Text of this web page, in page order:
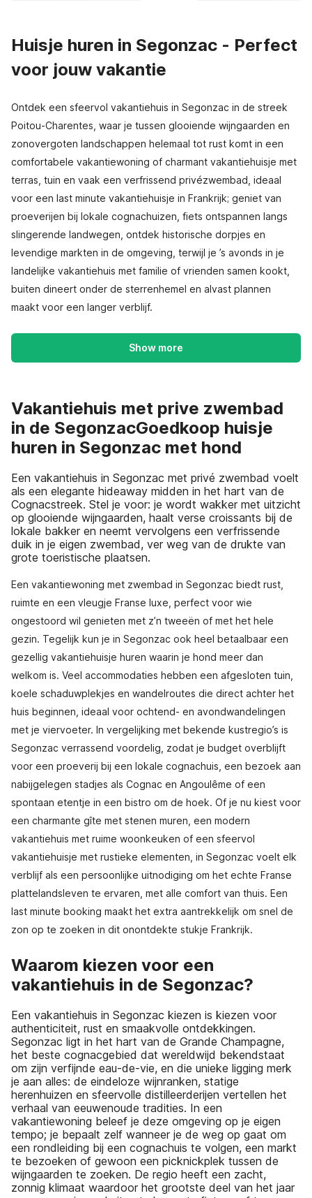
Huisje huren in Segonzac - Perfect
voor jouw vakantie
Ontdek een sfeervol vakantiehuis in Segonzac in de streek
Poitou-Charentes, waar je tussen glooiende wijngaarden en
zonovergoten landschappen helemaal tot rust komt in een
comfortabele vakantiewoning of charmant vakantiehuisje met
terras, tuin en vaak een verfrissend privézwembad, ideaal
voor een last minute vakantiehuisje in Frankrijk; geniet van
proeverijen bij lokale cognachuizen, fiets ontspannen langs
slingerende landwegen, ontdek historische dorpjes en
levendige markten in de omgeving, terwijl je ’s avonds in je
landelijke vakantiehuis met familie of vrienden samen kookt,
buiten dineert onder de sterrenhemel en alvast plannen
maakt voor een langer verblijf.
Show more
Vakantiehuis met prive zwembad
in de SegonzacGoedkoop huisje
huren in Segonzac met hond
Een vakantiehuis in Segonzac met privé zwembad voelt
als een elegante hideaway midden in het hart van de
Cognacstreek. Stel je voor: je wordt wakker met uitzicht
op glooiende wijngaarden, haalt verse croissants bij de
lokale bakker en neemt vervolgens een verfrissende
duik in je eigen zwembad, ver weg van de drukte van
grote toeristische plaatsen.
Een vakantiewoning met zwembad in Segonzac biedt rust,
ruimte en een vleugje Franse luxe, perfect voor wie
ongestoord wil genieten met z’n tweeën of met het hele
gezin. Tegelijk kun je in Segonzac ook heel betaalbaar een
gezellig vakantiehuisje huren waarin je hond meer dan
welkom is. Veel accommodaties hebben een afgesloten tuin,
koele schaduwplekjes en wandelroutes die direct achter het
huis beginnen, ideaal voor ochtend- en avondwandelingen
met je viervoeter. In vergelijking met bekende kustregio’s is
Segonzac verrassend voordelig, zodat je budget overblijft
voor een proeverij bij een lokale cognachuis, een bezoek aan
nabijgelegen stadjes als Cognac en Angoulême of een
spontaan etentje in een bistro om de hoek. Of je nu kiest voor
een charmante gîte met stenen muren, een modern
vakantiehuis met ruime woonkeuken of een sfeervol
vakantiehuisje met rustieke elementen, in Segonzac voelt elk
verblijf als een persoonlijke uitnodiging om het echte Franse
plattelandsleven te ervaren, met alle comfort van thuis. Een
last minute booking maakt het extra aantrekkelijk om snel de
zon op te zoeken in dit onontdekte stukje Frankrijk.
Waarom kiezen voor een
vakantiehuis in de Segonzac?
Een vakantiehuis in Segonzac kiezen is kiezen voor
authenticiteit, rust en smaakvolle ontdekkingen.
Segonzac ligt in het hart van de Grande Champagne,
het beste cognacgebied dat wereldwijd bekendstaat
om zijn verfijnde eau-de-vie, en die unieke ligging merk
je aan alles: de eindeloze wijnranken, statige
herenhuizen en sfeervolle distilleerderijen vertellen het
verhaal van eeuwenoude tradities. In een
vakantiewoning beleef je deze omgeving op je eigen
tempo; je bepaalt zelf wanneer je de weg op gaat om
een rondleiding bij een cognachuis te volgen, een markt
te bezoeken of gewoon een picknickplek tussen de
wijngaarden te zoeken. De regio heeft een zacht,
zonnig klimaat waardoor het grootste deel van het jaar